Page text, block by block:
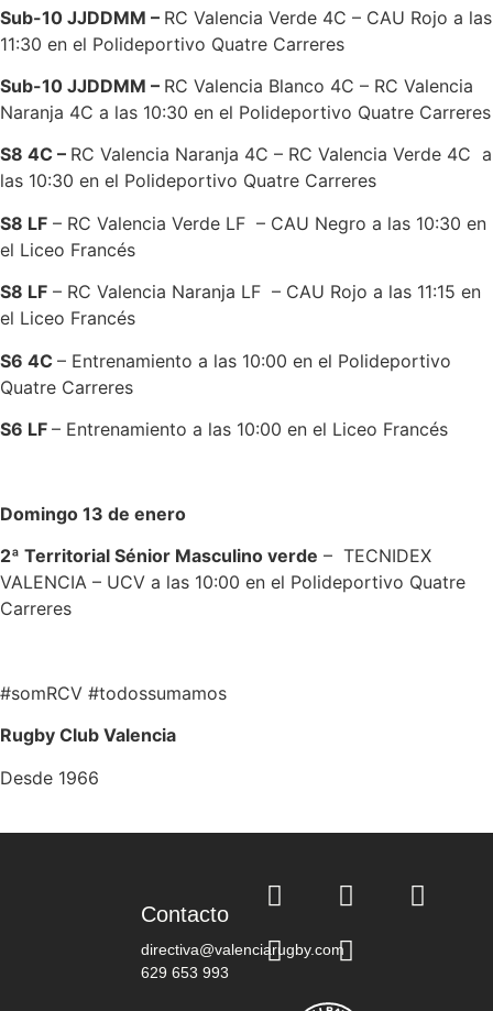
Sub-10 JJDDMM – RC Valencia Verde 4C – CAU Rojo a las
11:30 en el Polideportivo Quatre Carreres
Sub-10 JJDDMM – RC Valencia Blanco 4C – RC Valencia
Naranja 4C a las 10:30 en el Polideportivo Quatre Carreres
S8 4C – RC Valencia Naranja 4C – RC Valencia Verde 4C a
las 10:30 en el Polideportivo Quatre Carreres
S8 LF – RC Valencia Verde LF – CAU Negro a las 10:30 en
el Liceo Francés
S8 LF – RC Valencia Naranja LF – CAU Rojo a las 11:15 en
el Liceo Francés
S6 4C – Entrenamiento a las 10:00 en el Polideportivo
Quatre Carreres
S6 LF – Entrenamiento a las 10:00 en el Liceo Francés
Domingo 13 de enero
2ª Territorial Sénior Masculino verde – TECNIDEX
VALENCIA – UCV a las 10:00 en el Polideportivo Quatre
Carreres
#somRCV #todossumamos
Rugby Club Valencia
Desde 1966
Contacto
directiva@valenciarugby.com
629 653 993